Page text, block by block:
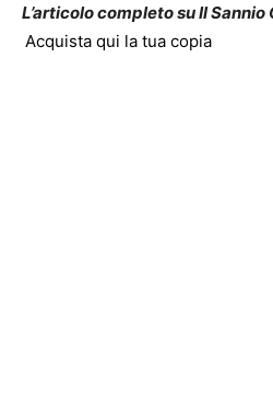
L’articolo completo su Il
Acquista qui la tua copia